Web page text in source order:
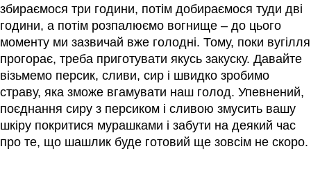
збираємося три години, потім добираємося туди дві
години, а потім розпалюємо вогнище – до цього
моменту ми зазвичай вже голодні. Тому, поки вугілля
прогорає, треба приготувати якусь закуску. Давайте
візьмемо персик, сливи, сир і швидко зробимо
страву, яка зможе вгамувати наш голод. Упевнений,
поєднання сиру з персиком і сливою змусить вашу
шкіру покритися мурашками і забути на деякий час
про те, що шашлик буде готовий ще зовсім не скоро.